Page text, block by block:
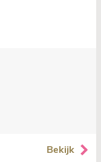
Bekijk